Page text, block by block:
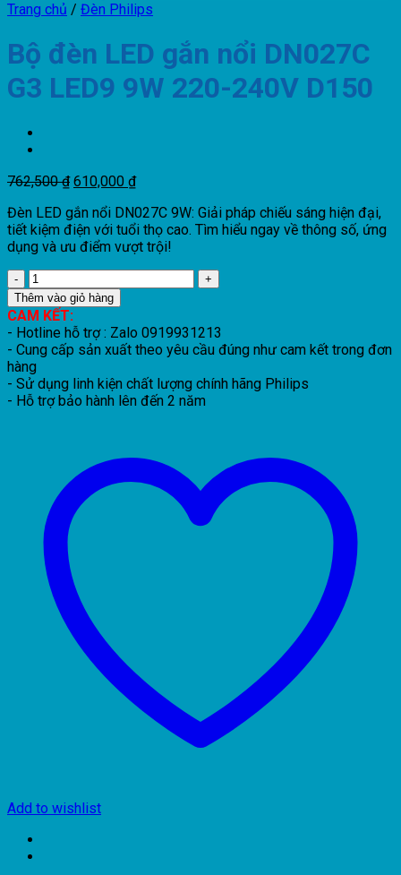
Trang chủ / Đèn Philips
Bộ đèn LED gắn nổi DN027C
G3 LED9 9W 220-240V D150
762,500₫ Giá
là:
762,500 ₫.
610,000 ₫Giá
tại
là:
610,000 ₫.
Đèn LED gắn nổi DN027C 9W: Giải pháp chiếu sáng hiện đại,
tiết kiệm điện với tuổi thọ cao. Tìm hiểu ngay về thông số, ứng
dụng và ưu điểm vượt trội!
Bộ
đèn
LED
gắn
nổi
DN027C
G3
LED9
lượng
Thêm vào giỏ hàng
CAM KẾT:
- Hotline hỗ trợ : Zalo 0919931213
- Cung cấp sản xuất theo yêu cầu đúng như cam kết trong đơn
hàng
- Sử dụng linh kiện chất lượng chính hãng Philips
- Hỗ trợ bảo hành lên đến 2 năm
Add to wishlist